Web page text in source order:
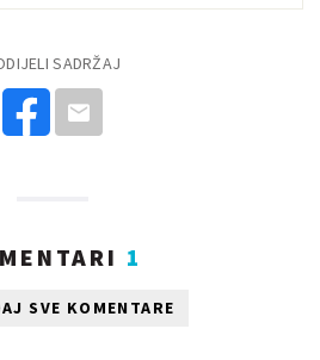
SADRŽAJ
1
SVE KOMENTARE